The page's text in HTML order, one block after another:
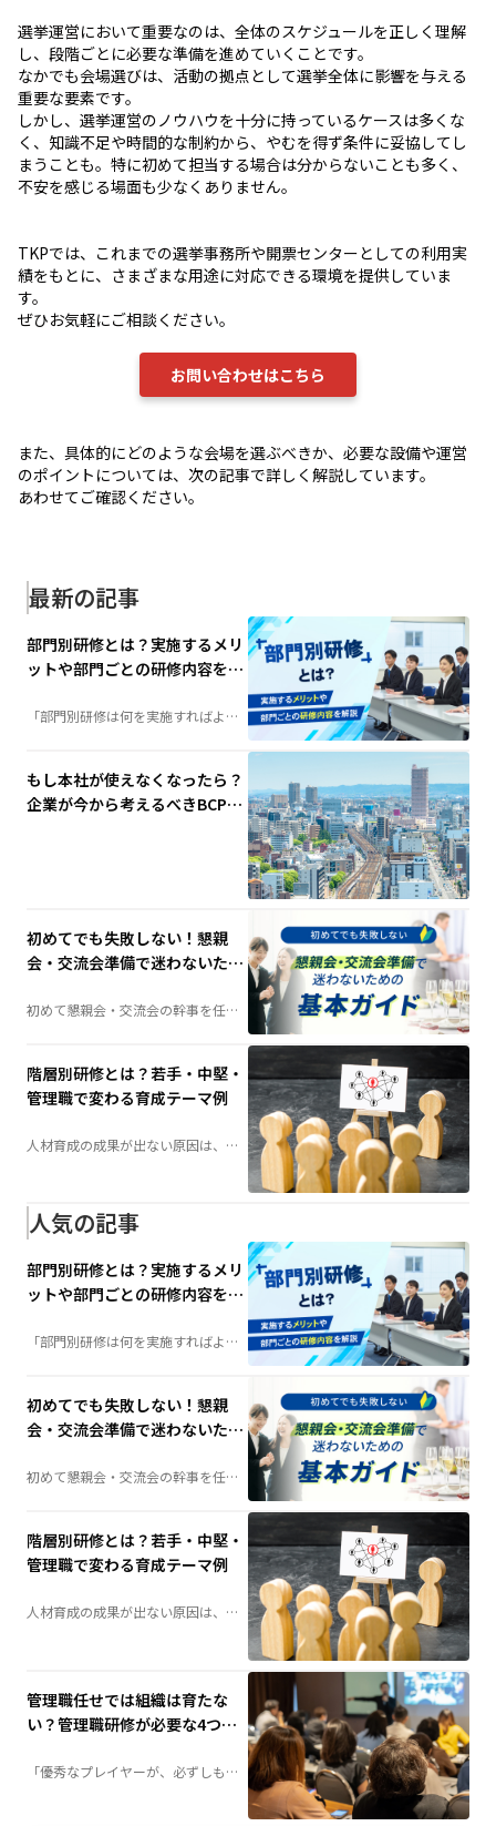
選挙運営において重要なのは、全体のスケジュールを正しく理解
し、段階ごとに必要な準備を進めていくことです。
なかでも会場選びは、活動の拠点として選挙全体に影響を与える
重要な要素です。
しかし、選挙運営のノウハウを十分に持っているケースは多くな
く、知識不足や時間的な制約から、やむを得ず条件に妥協してし
まうことも。特に初めて担当する場合は分からないことも多く、
不安を感じる場面も少なくありません。
TKPでは、これまでの選挙事務所や開票センターとしての利用実
績をもとに、さまざまな用途に対応できる環境を提供していま
す。
ぜひお気軽にご相談ください。
お問い合わせはこちら
また、具体的にどのような会場を選ぶべきか、必要な設備や運営
のポイントについては、次の記事で詳しく解説しています。
あわせてご確認ください。
最新の記事
部門別研修とは？実施するメリ
ットや部門ごとの研修内容を解
「部門別研修は何を実施すればよ
い？」そんな担当者の疑問を解決。
させるポイントまで、人材育成に役
立つ情報を分かりやすく解説しま
す。
もし本社が使えなくなったら？
企業が今から考えるべきBCP対
初めてでも失敗しない！懇親
会・交流会準備で迷わないため
初めて懇親会・交流会の幹事を任さ
れた方へ。会場選びや予算の考え
やすく解説します。
階層別研修とは？若手・中堅・
管理職で変わる育成テーマ例
人材育成の成果が出ない原因は、
「研修不足」ではなく「研修設計」
です。若手・中堅・管理職それぞれ
に必要な研修テーマや実施方法を詳
しく解説します。
人気の記事
部門別研修とは？実施するメリ
ットや部門ごとの研修内容を解
「部門別研修は何を実施すればよ
い？」そんな担当者の疑問を解決。
させるポイントまで、人材育成に役
立つ情報を分かりやすく解説しま
す。
初めてでも失敗しない！懇親
会・交流会準備で迷わないため
初めて懇親会・交流会の幹事を任さ
れた方へ。会場選びや予算の考え
やすく解説します。
階層別研修とは？若手・中堅・
管理職で変わる育成テーマ例
人材育成の成果が出ない原因は、
「研修不足」ではなく「研修設計」
に必要な研修テーマや実施方法を詳
しく解説します。
管理職任せでは組織は育たな
い？管理職研修が必要な4つの
「優秀なプレイヤーが、必ずしも優
秀な管理職になるとは限らない」——